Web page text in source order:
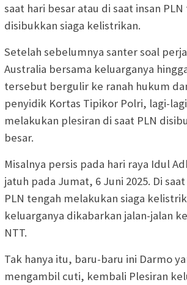
saat hari besar atau di saat insan
disibukkan siaga kelistrikan.
Setelah sebelumnya santer soal
Australia bersama keluarganya
tersebut bergulir ke ranah hukum
penyidik Kortas Tipikor Polri, lagi-
melakukan plesiran di saat PLN
besar.
Misalnya persis pada hari raya Idul
jatuh pada Jumat, 6 Juni 2025. Di
PLN tengah melakukan siaga
keluarganya dikabarkan jalan-jalan
NTT.
Tak hanya itu, baru-baru ini Darmo
mengambil cuti, kembali Plesiran